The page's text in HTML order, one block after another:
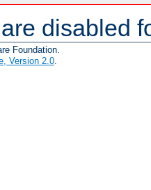
disabled
Foundation.
Version 2.0